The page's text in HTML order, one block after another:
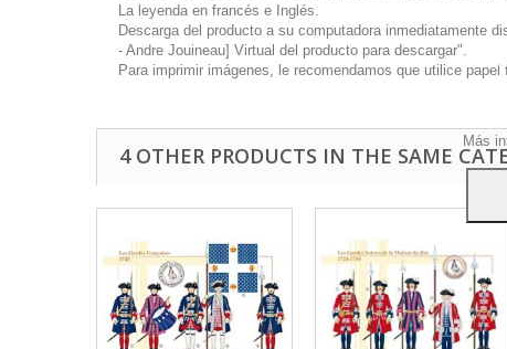
La leyenda en francés e Inglés.
Descarga del producto a su computadora inmediatamente
- Andre Jouineau] Virtual del producto para descargar".
Para imprimir imágenes, le recomendamos que utilice
4 OTHER PRODUCTS IN THE SAME
Este
Más